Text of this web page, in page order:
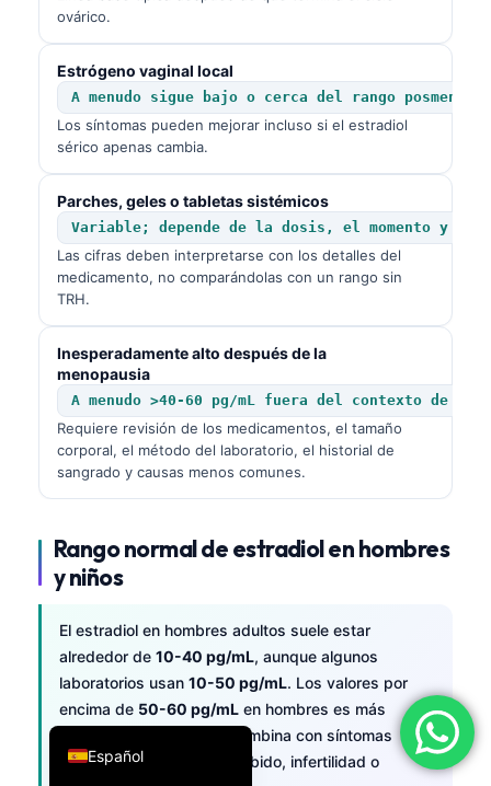
ovárico.
Estrógeno vaginal local
A menudo sigue bajo o cerca del rango
Los síntomas pueden mejorar incluso si el estradiol
sérico apenas cambia.
Parches, geles o tabletas sistémicos
Variable; depende de la dosis, el momento y la
Las cifras deben interpretarse con los detalles del
medicamento, no comparándolas con un rango sin
TRH.
Inesperadamente alto después de la
menopausia
A menudo >40-60 pg/mL fuera del contexto de
Requiere revisión de los medicamentos, el tamaño
corporal, el método del laboratorio, el historial de
sangrado y causas menos comunes.
Rango normal de estradiol en hombres
y niños
El estradiol en hombres adultos suele estar
alrededor de 10-40 pg/mL, aunque algunos
laboratorios usan 10-50 pg/mL. Los valores por
encima de 50-60 pg/mL en hombres es más
significativo cuando se combina con síntomas
como ginecomastia, baja libido, infertilidad o
Español
English
Deutsch
العربية
עִבְרִית
Português
Ελληνικά
Türkçe
Română
简体中文
فارسی
Български
Dansk
Nederlands
हिन्दी
Bahasa Indonesia
Հայերեն
Íslenska